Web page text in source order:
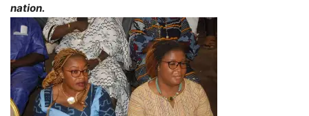
nation.